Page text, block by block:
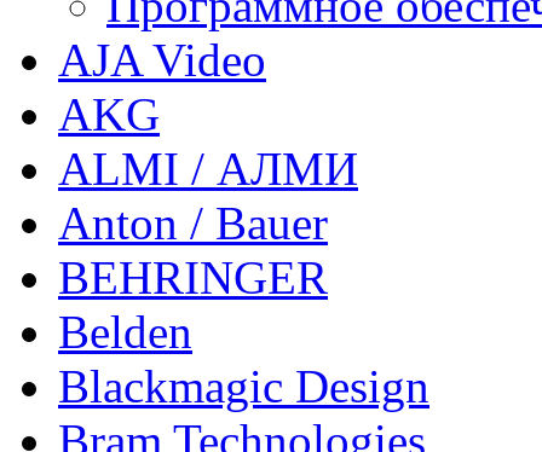
AJA Video
AKG
ALMI / АЛМИ
Anton / Bauer
BEHRINGER
Belden
Blackmagic Design
Bram Technologies